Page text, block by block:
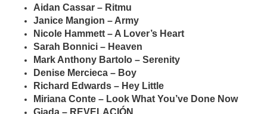
Aidan Cassar – Ritmu
Janice Mangion – Army
Nicole Hammett – A Lover’s Heart
Sarah Bonnici – Heaven
Mark Anthony Bartolo – Serenity
Denise Mercieca – Boy
Richard Edwards – Hey Little
Miriana Conte – Look What You’ve Done Now